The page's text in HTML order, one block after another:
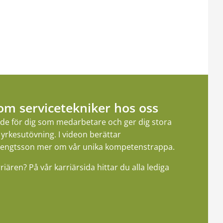
servicetekniker hos oss
för dig som medarbetare och ger dig stora
I videon berättar
mer om vår unika kompetenstrappa.
På vår karriärsida hittar du alla lediga